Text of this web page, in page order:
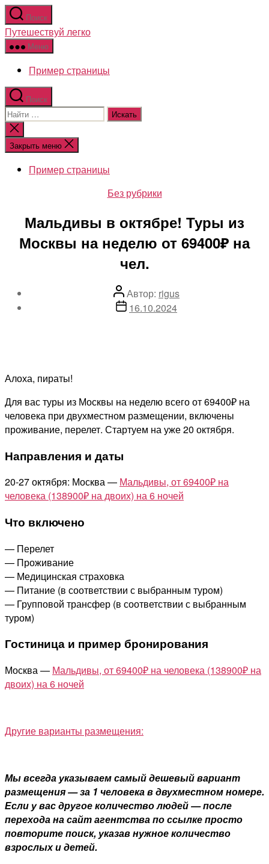
Перейти
к
содержимому
Поиск
Путешествуй легко
Меню
Пример страницы
Поиск
Поиск:
Закрыть
поиск
Закрыть меню
Пример страницы
Рубрики
Без рубрики
Мальдивы в октябре! Туры из
Москвы на неделю от 69400₽ на
чел.
Автор
записи
Автор: rigus
Дата16.10.2024
Алоха, пираты!
Для вас туры из Москвы на неделю всего от 69400₽ на
человека при двухместном размещении, включены
проживание, перелет. Стартуем на уже 20 октября.
Направления и даты
20-27 октября: Москва — Мальдивы, от 69400₽ на
человека (138900₽ на двоих) на 6 ночей
Что включено
— Перелет
— Проживание
— Медицинская страховка
— Питание (в соответствии с выбранным туром)
— Групповой трансфер (в соответствии с выбранным
туром)
Гостиница и пример бронирования
Москва — Мальдивы, от 69400₽ на человека (138900₽ на
двоих) на 6 ночей
Другие варианты размещения:
Мы всегда указываем самый дешевый вариант
размещения — за 1 человека в двухместном номере.
Если у вас другое количество людей — после
перехода на сайт агентства по ссылке просто
повторите поиск, указав нужное количество
взрослых и детей.